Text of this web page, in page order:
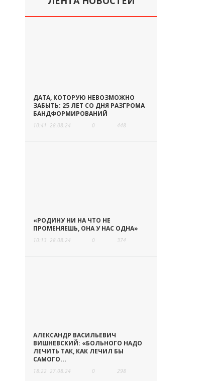
ДАТА, КОТОРУЮ НЕВОЗМОЖНО
ЗАБЫТЬ: 25 ЛЕТ СО ДНЯ РАЗГРОМА
БАНДФОРМИРОВАНИЙ
10:41 28.08.24 0 448
«РОДИНУ НИ НА ЧТО НЕ
ПРОМЕНЯЕШЬ, ОНА У НАС ОДНА»
10:13 28.08.24 0 374
АЛЕКСАНДР ВАСИЛЬЕВИЧ
ВИШНЕВСКИЙ: «БОЛЬНОГО НАДО
ЛЕЧИТЬ ТАК, КАК ЛЕЧИЛ БЫ
САМОГО...
18:22 27.08.24 0 298